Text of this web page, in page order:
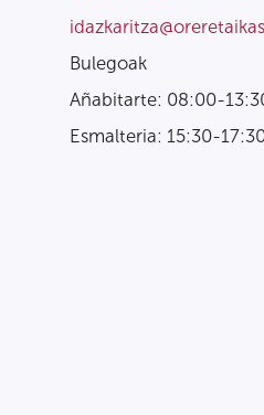
Bulegoak
Añabitarte: 08:00-
Esmalteria: 15:30-